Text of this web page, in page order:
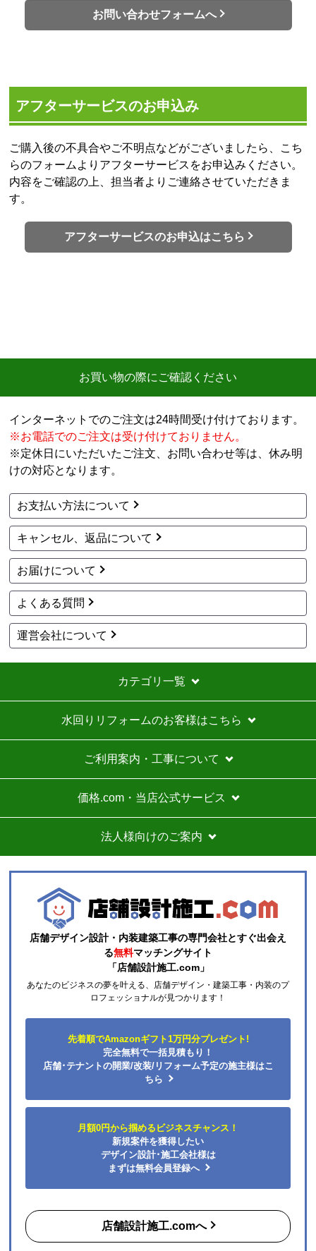
お問い合わせフォームへ
アフターサービスのお申込み
ご購入後の不具合やご不明点などがございましたら、こち
らのフォームよりアフターサービスをお申込みください。
内容をご確認の上、担当者よりご連絡させていただきま
す。
アフターサービスのお申込はこちら
お買い物の際にご確認ください
インターネットでのご注文は24時間受け付けております。
※お電話でのご注文は受け付けておりません。
※定休日にいただいたご注文、お問い合わせ等は、休み明
けの対応となります。
お支払い方法について
キャンセル、返品について
お届けについて
よくある質問
運営会社について
カテゴリ一覧
水回りリフォームのお客様はこちら
ご利用案内・工事について
価格.com・当店公式サービス
法人様向けのご案内
店舗デザイン設計・内装建築工事の専門会社とすぐ出会え
る無料マッチングサイト
「店舗設計施工.com」
あなたのビジネスの夢を叶える、店舗デザイン・建築工事・内装のプ
ロフェッショナルが見つかります！
先着順でAmazonギフト1万円分プレゼント!
完全無料で一括見積もり！
店舗･テナントの開業/改装/リフォーム予定の施主様はこ
ちら
月額0円から掴めるビジネスチャンス！
新規案件を獲得したい
デザイン設計･施工会社様は
まずは無料会員登録へ
店舗設計施工.comへ